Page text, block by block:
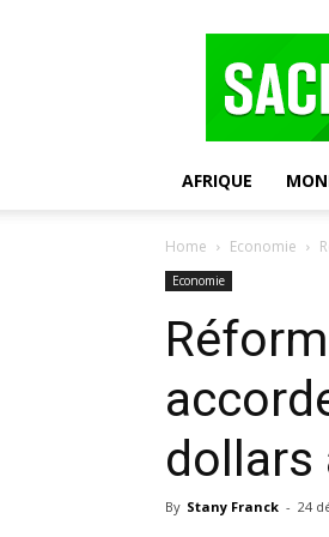
AFRIQUE
Home Economie
Economie
dollars
By Stany Franck - 24